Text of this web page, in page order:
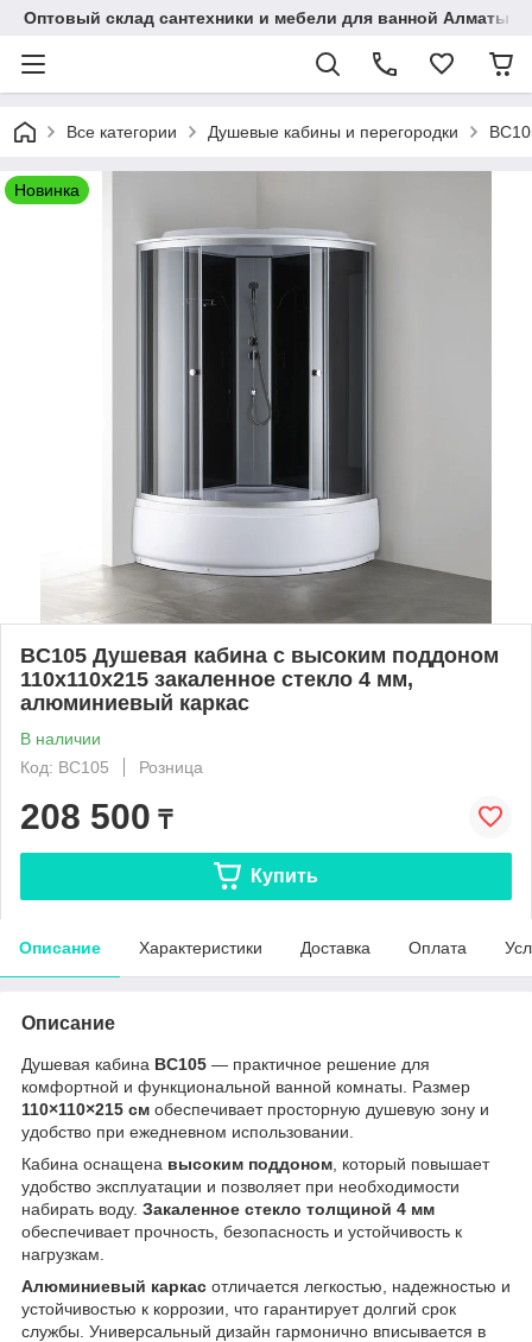
Оптовый склад сантехники и мебели для ванной Алматы •
Все категории Душевые кабины и перегородки
Новинка
BC105 Душевая кабина с высоким поддоном
110х110х215 закаленное стекло 4 мм,
алюминиевый каркас
В наличии
Код: BC105
Розница
208 500 ₸
Купить
Описание Характеристики Доставка Оплата
Описание
Душевая кабина BC105 — практичное решение для
комфортной и функциональной ванной комнаты. Размер
110×110×215 см обеспечивает просторную душевую зону и
удобство при ежедневном использовании.
Кабина оснащена высоким поддоном , который повышает
удобство эксплуатации и позволяет при необходимости
набирать воду. Закаленное стекло толщиной 4 мм
обеспечивает прочность, безопасность и устойчивость к
нагрузкам.
Алюминиевый каркас отличается легкостью, надежностью и
устойчивостью к коррозии, что гарантирует долгий срок
службы. Универсальный дизайн гармонично вписывается в